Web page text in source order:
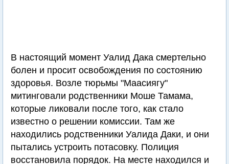
В настоящий момент Уалид Дака смертельно
болен и просит освобождения по состоянию
здоровья. Возле тюрьмы "Маасиягу"
митинговали родственники Моше Тамама,
которые ликовали после того, как стало
известно о решении комиссии. Там же
находились родственники Уалида Даки, и они
пытались устроить потасовку. Полиция
восстановила порядок. На месте находился и